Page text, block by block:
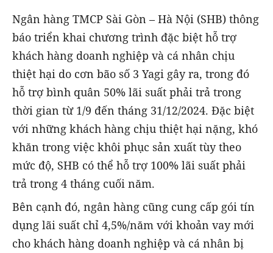
Ngân hàng TMCP Sài Gòn – Hà Nội (SHB) thông
báo triển khai chương trình đặc biệt hỗ trợ
khách hàng doanh nghiệp và cá nhân chịu
thiệt hại do cơn bão số 3 Yagi gây ra, trong đó
hỗ trợ bình quân 50% lãi suất phải trả trong
thời gian từ 1/9 đến tháng 31/12/2024. Đặc biệt
với những khách hàng chịu thiệt hại nặng, khó
khăn trong việc khôi phục sản xuất tùy theo
mức độ, SHB có thể hỗ trợ 100% lãi suất phải
trả trong 4 tháng cuối năm.
Bên cạnh đó, ngân hàng cũng cung cấp gói tín
dụng lãi suất chỉ 4,5%/năm với khoản vay mới
cho khách hàng doanh nghiệp và cá nhân bị